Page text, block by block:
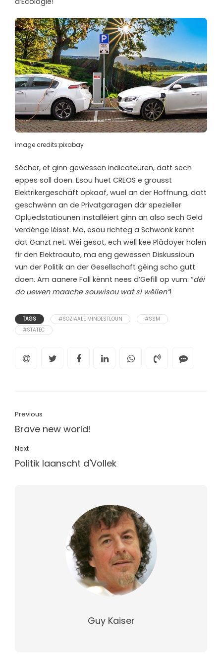
image credits:pixabay
Sécher, et ginn gewëssen indicateuren, datt sech
eppes soll doen. Esou huet CREOS e grousst
Elektrikergeschäft opkaaf, wuel an der Hoffnung, datt
geschwënn an de Privatgaragen där spezieller
Opluedstatiounen installéiert ginn an also sech Geld
verdénge léisst. Ma, esou richteg a Schwonk kënnt
dat Ganzt net. Wéi gesot, ech wëll kee Plädoyer halen
fir den Elektroauto, ma eng gewëssen Diskussioun
vun der Politik an der Gesellschaft géing scho gutt
doen. Am aanere Fall kënnt nees d’Gefill op vum: “déi
do uewen maache souwisou wat si wëllen”!
TAGS #SOZIAALE MINDESTLOUN
#SSM
#STATEC
Previous
Brave new world!
Next
Politik laanscht d'Vollek
Guy Kaiser